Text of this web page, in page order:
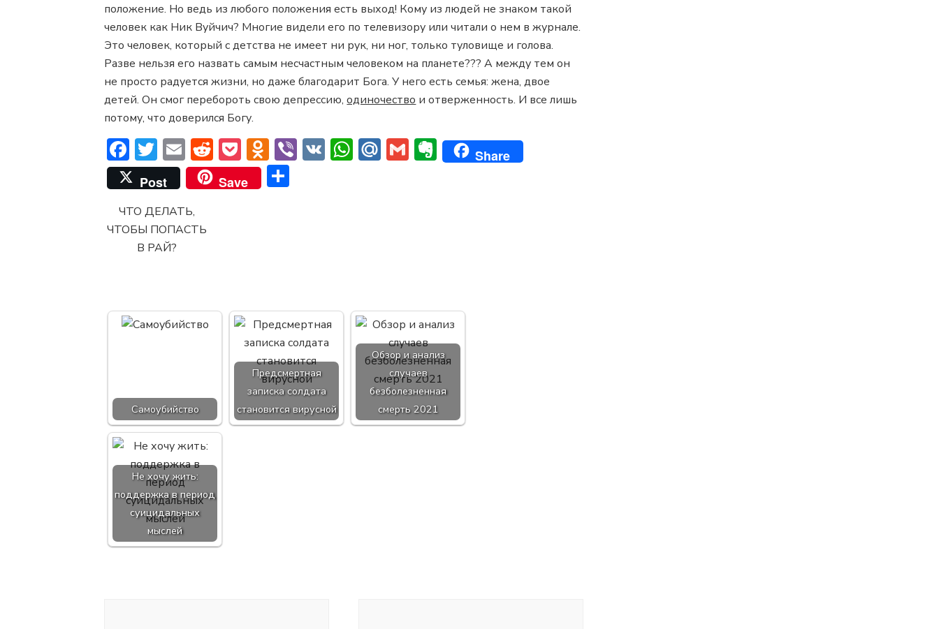
положение. Но ведь из любого положения есть выход! Кому из людей не знаком такой
человек как Ник Вуйчич? Многие видели его по телевизору или читали о нем в журнале.
Это человек, который с детства не имеет ни рук, ни ног, только туловище и голова.
Разве нельзя его назвать самым несчастным человеком на планете??? А между тем он
не просто радуется жизни, но даже благодарит Бога. У него есть семья: жена, двое
детей. Он смог перебороть свою депрессию,одиночество и отверженность. И все лишь
потому, что доверился Богу.
Facebook
Twitter
EmailReddit
Pocket
Odnoklassniki
Viber
VKWhatsApp
Mail.Ru
GmailEvernote
Share
Post
Save
ЧТО ДЕЛАТЬ,
ЧТОБЫ ПОПАСТЬ
В РАЙ?
Самоубийство
Предсмертная
записка солдата
становится вирусной
Обзор и анализ
случаев
безболезненная
смерть 2021
Не хочу жить:
поддержка в период
суицидальных
мыслей